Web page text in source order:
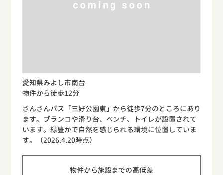
愛知県みよし市南台
物件から徒歩12分
さんさんバス「三好公園東」から徒歩7分のところにあり
ます。ブランコや滑り台、ベンチ、トイレが設置されて
います。緑豊かで自然を感じられる環境に位置していま
す。（2026.4.20時点）
物件から施設までの高低差